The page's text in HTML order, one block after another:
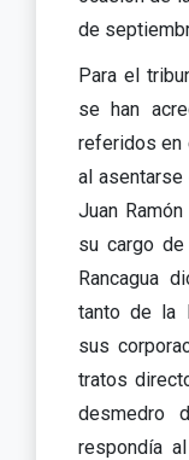
de
Para el
se han
referidos en
al
Juan
su cargo
Rancagua
tanto de la
sus
tratos
desmedro
respondía